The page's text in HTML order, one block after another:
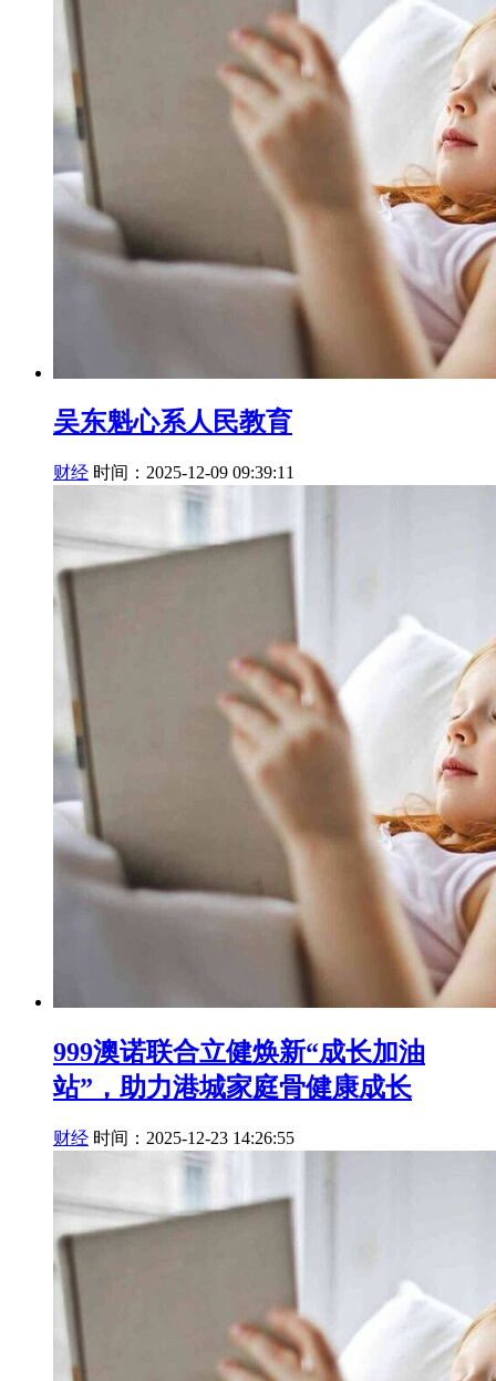
吴东魁心系人民教育
财经 时间：2025-12-09 09:39:11
999澳诺联合立健焕新“成长加油
站”，助力港城家庭骨健康成长
财经 时间：2025-12-23 14:26:55